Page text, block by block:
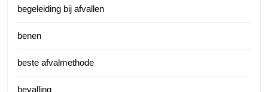
begeleiding bij afvallen
benen
beste afvalmethode
bevalling